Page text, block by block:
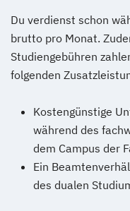
Du verdienst schon
brutto pro Monat.
Studiengebühren
folgenden
Kostengünstige
während des
dem Campus der
Ein
des dualen